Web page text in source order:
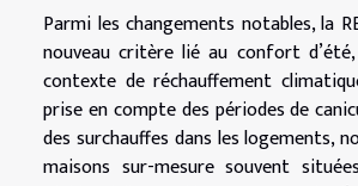
Parmi les changements notables, la
nouveau critère lié au confort
contexte de réchauffement
prise en compte des périodes de
des surchauffes dans les logements,
maisons sur-mesure souvent